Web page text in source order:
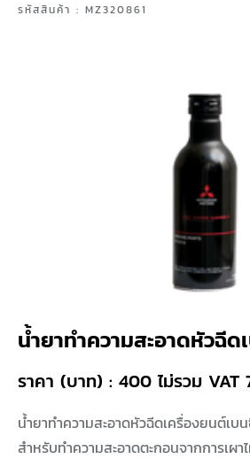
รหัสสินค้า : MZ320861
น้ำยาทำความสะอาดหัวฉีด
ราคา (บาท) : 400 ไม่รวม VAT
น้ำยาทำความสะอาดหัวฉีดเครื่องยนต์เ
สำหรับทำความสะอาดตะกอนจากการเผ